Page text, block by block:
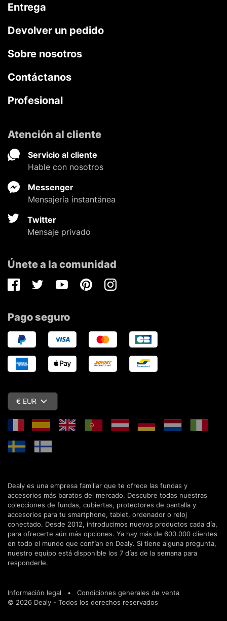
Entrega
Devolver un pedido
Sobre nosotros
Contáctanos
Profesional
Atención al cliente
Servicio al cliente
Hable con nosotros
Messenger
Mensajería instantánea
Twitter
Mensaje privado
Únete a la comunidad
FacebookTwitterYoutubePinterestInstagram
Pago seguro
€ EUR
Dealy es una empresa familiar que te ofrece las fundas y
accesorios más baratos del mercado. Descubre todas nuestras
colecciones de fundas, cubiertas, protectores de pantalla y
accesorios para tu smartphone, tablet, ordenador o reloj
conectado. Desde 2012, introducimos nuevos productos cada día,
para ofrecerte aún más opciones. Ya hay más de 600.000 clientes
en todo el mundo que confían en Dealy. Si tiene alguna pregunta,
nuestro equipo está disponible los 7 días de la semana para
responderle.
© 2026 Dealy - Todos los derechos reservados
Información legal • Condiciones generales de venta